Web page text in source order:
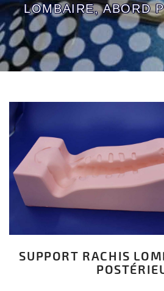
LOMBAIRE, ABORD
SUPPORT RACHIS